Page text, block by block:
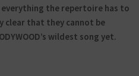
everything the repertoire has to
clear that they cannot be
wildest song yet.